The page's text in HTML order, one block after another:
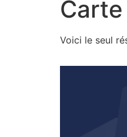
Voici le seul